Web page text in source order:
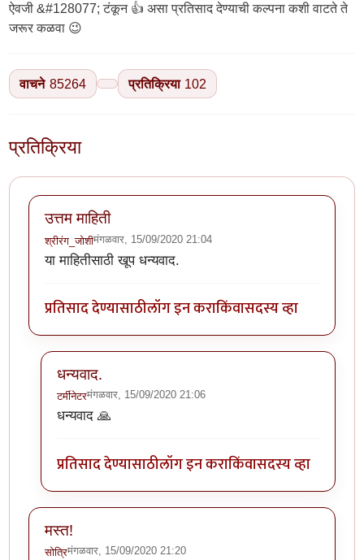
ऐवजी &#128077; टंकून 👍 असा प्रतिसाद देण्याची कल्पना कशी वाटते ते
जरूर कळवा 😉
वाचने 85264 प्रतिक्रिया 102
प्रतिक्रिया
उत्तम माहिती
श्रीरंग_जोशीमंगळवार, 15/09/2020 21:04
या माहितीसाठी खूप धन्यवाद.
प्रतिसाद देण्यासाठीलॉग इन कराकिंवासदस्य व्हा
धन्यवाद.
टर्मीनेटरमंगळवार, 15/09/2020 21:06
In reply to
धन्यवाद 🙏
प्रतिसाद देण्यासाठीलॉग इन कराकिंवासदस्य व्हा
मस्त!
सोत्रिमंगळवार, 15/09/2020 21:20